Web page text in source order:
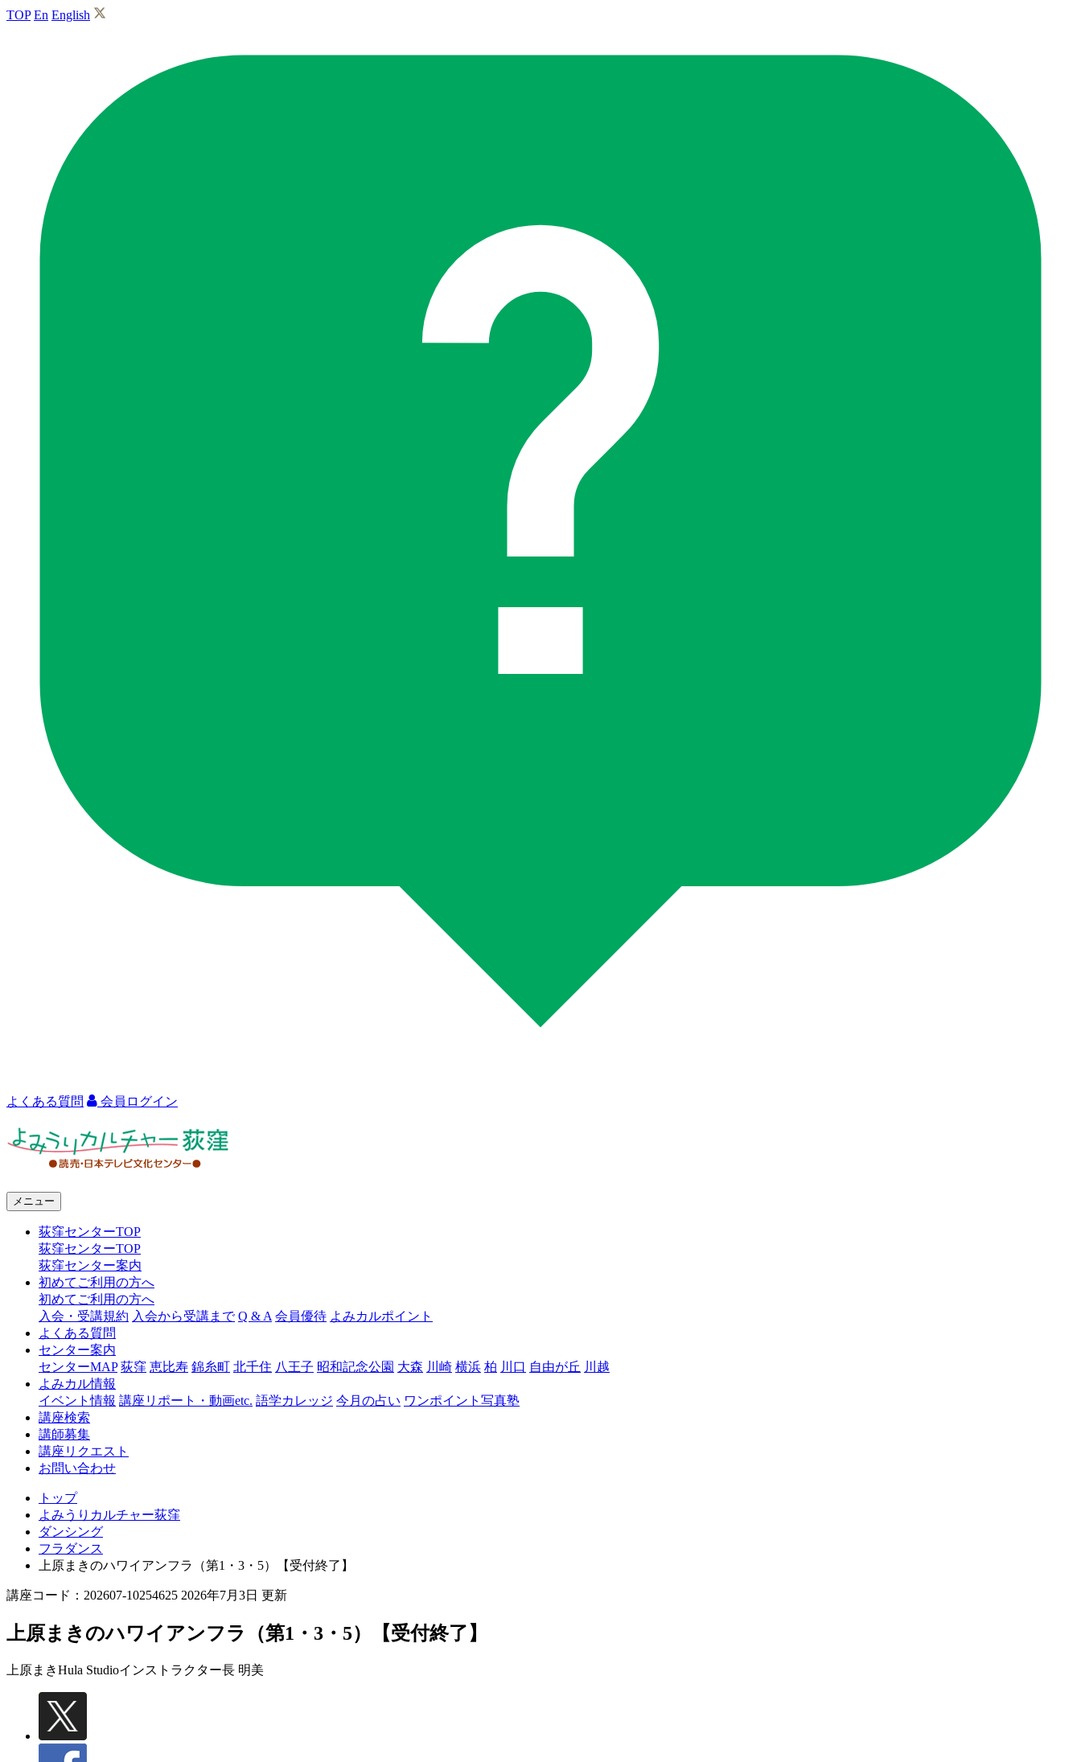
TOP En English
よくある質問 会員ログイン
ャ
荻
窪
メニュー
荻窪センターTOP
荻窪センターTOP
荻窪センター案内
初めてご利用の方へ
初めてご利用の方へ
入会・受講規約 入会から受講まで Q & A 会員優待 よみカルポイント
よくある質問
センター案内
センターMAP 荻窪 恵比寿 錦糸町 北千住 八王子 昭和記念公園 大森 川崎 横浜 柏 川口 自由が丘 川越
よみカル情報
イベント情報 講座リポート・動画etc. 語学カレッジ 今月の占い ワンポイント写真塾
講座検索
講師募集
講座リクエスト
お問い合わせ
トップ
よみうりカルチャー荻窪
ダンシング
フラダンス
上原まきのハワイアンフラ（第1・3・5）【受付終了】
講座コード：202607-10254625 2026年7月3日 更新
上原まきのハワイアンフラ（第1・3・5）【受付終了】
上原まきHula Studioインストラクター長 明美